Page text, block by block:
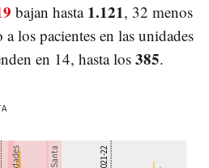
bajan hasta 1.121, 32 menos
los pacientes en las unidades
en 14, hasta los 385.